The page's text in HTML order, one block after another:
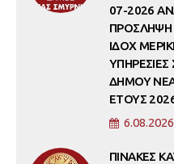
07-2026
ΠΡΟΣΛΗΨΗ
ΙΔΟΧ
ΔΗΜΟΥ
ΕΤΟΥΣ
6.08.2026
ΠΙΝΑΚΕΣ